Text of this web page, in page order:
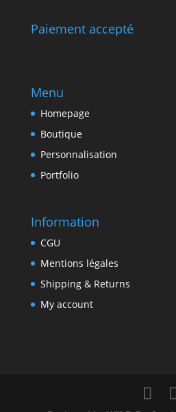
Paiement accepté
Menu
Homepage
Boutique
Personnalisation
Portfolio
Information
CGU
Mentions légales
Shipping & Returns
My account